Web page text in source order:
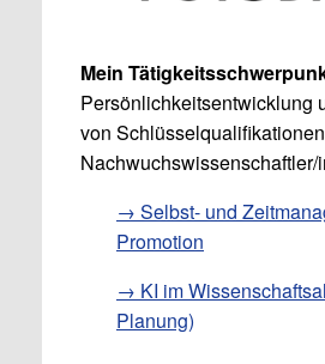
Mein
Persönlichkeitsentwicklung
von
Nachwuchswissenschaftler/
→ Selbst- und
Promotion
→ KI im
Planung)